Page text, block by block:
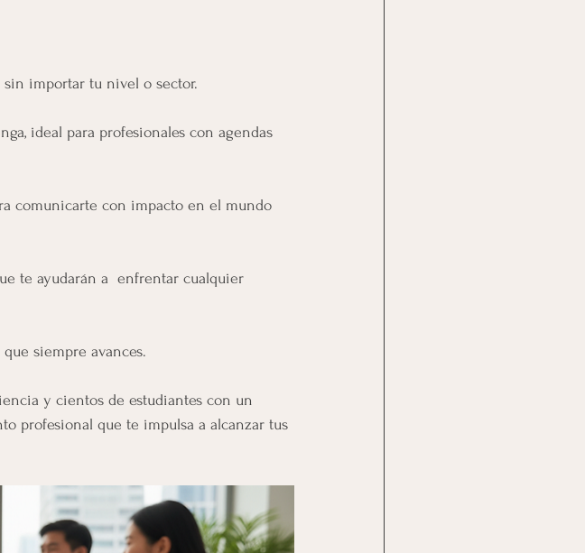
sin importar tu nivel o sector.
ideal para profesionales con agendas
comunicarte con impacto en el mundo
te ayudarán a  enfrentar cualquier
siempre avances.
y cientos de estudiantes con un
profesional que te impulsa a alcanzar tus